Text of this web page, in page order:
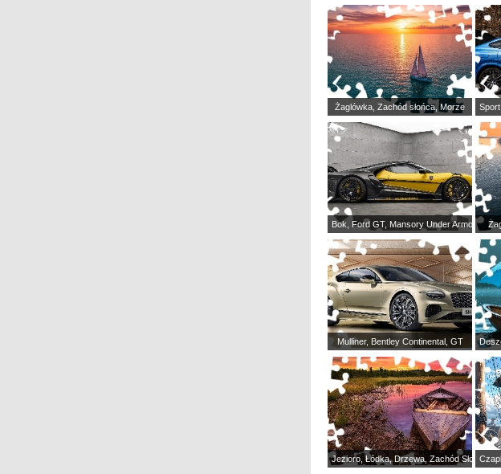
Żaglówka, Zachód słońca, Morze
Bok, Ford GT, Mansory Under Armour
Mulliner, Bentley Continental, GT
Jezioro, Łódka, Drzewa, Zachód Słońca